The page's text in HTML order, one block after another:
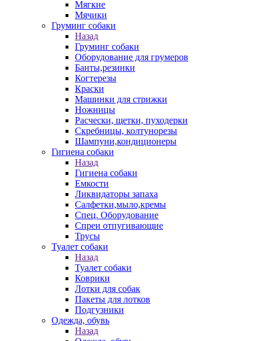
Мягкие
Мячики
Груминг собаки
Назад
Груминг собаки
Оборудование для грумеров
Банты,резинки
Когтерезы
Краски
Машинки для стрижки
Ножницы
Расчески, щетки, пуходерки
Скребницы, колтунорезы
Шампуни,кондиционеры
Гигиена собаки
Назад
Гигиена собаки
Емкости
Ликвидаторы запаха
Салфетки,мыло,кремы
Спец. Оборудование
Спреи отпугивающие
Трусы
Туалет собаки
Назад
Туалет собаки
Коврики
Лотки для собак
Пакеты для лотков
Подгузники
Одежда, обувь
Назад